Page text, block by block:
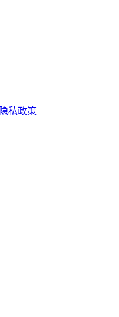
隐私政策